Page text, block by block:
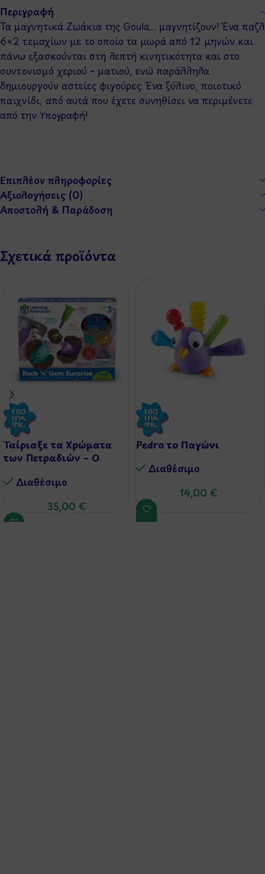
Περιγραφή
Τα μαγνητικά Ζωάκια της Goula… μαγνητίζουν! Ένα παζλ
6×2 τεμαχίων με το οποίο τα μωρά από 12 μηνών και
πάνω εξασκούνται στη λεπτή κινητικότητα και στο
συντονισμό χεριού – ματιού, ενώ παράλληλα
δημιουργούν αστείες φιγούρες. Ένα ξύλινο, ποιοτικό
παιχνίδι, από αυτά που έχετε συνηθίσει να περιμένετε
από την Υπογραφή!
Επιπλέον πληροφορίες
Αξιολογήσεις (0)
Αποστολή & Παράδοση
Σχετικά προϊόντα
Ταίριαξε τα Χρώματα
των Πετραδιών – Ο
Διαθέσιμo
35,00 €
Pedro το Παγώνι
Διαθέσιμo
14,00 €